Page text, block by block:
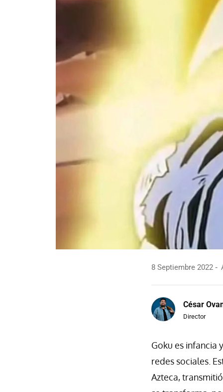
8 Septiembre 2022
César
Director
Goku es infancia
redes sociales.
Azteca,